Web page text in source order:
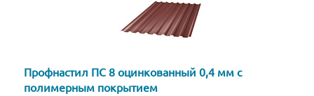
Профнастил ПС 8 оцинкованный 0,4 мм с
полимерным покрытием